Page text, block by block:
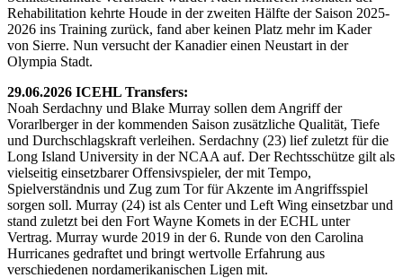
Rehabilitation kehrte Houde in der zweiten Hälfte der Saison 2025-
2026 ins Training zurück, fand aber keinen Platz mehr im Kader
von Sierre. Nun versucht der Kanadier einen Neustart in der
Olympia Stadt.
29.06.2026 ICEHL Transfers:
Noah Serdachny und Blake Murray sollen dem Angriff der
Vorarlberger in der kommenden Saison zusätzliche Qualität, Tiefe
und Durchschlagskraft verleihen. Serdachny (23) lief zuletzt für die
Long Island University in der NCAA auf. Der Rechtsschütze gilt als
vielseitig einsetzbarer Offensivspieler, der mit Tempo,
Spielverständnis und Zug zum Tor für Akzente im Angriffsspiel
sorgen soll. Murray (24) ist als Center und Left Wing einsetzbar und
stand zuletzt bei den Fort Wayne Komets in der ECHL unter
Vertrag. Murray wurde 2019 in der 6. Runde von den Carolina
Hurricanes gedraftet und bringt wertvolle Erfahrung aus
verschiedenen nordamerikanischen Ligen mit.